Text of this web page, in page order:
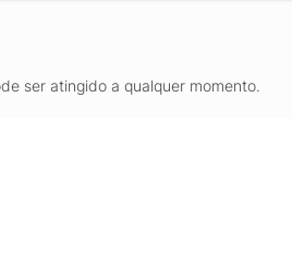
ser atingido a qualquer momento.